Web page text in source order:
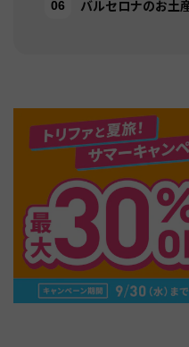
バルセロナのお土